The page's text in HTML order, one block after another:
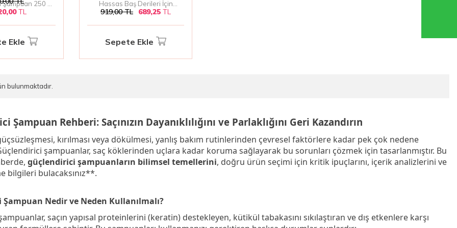
250 ml
ve Hacim
TL
Ekle
Hassas Baş Derileri İçin
Yatıştırıcı Şampuan 300 Ml
919,00TL 689,25 TL
Sepete Ekle
bulunmaktadır.
Şampuan Rehberi: Saçınızın Dayanıklılığını ve Parlaklığını Geri Kazandırın
güçsüzleşmesi, kırılması veya dökülmesi, yanlış bakım rutinlerinden çevresel faktörlere kadar pek çok nedene
şampuanlar, saç köklerinden uçlara kadar koruma sağlayarak bu sorunları çözmek için tasarlanmıştır. Bu
güçlendirici şampuanların bilimsel temellerini, doğru ürün seçimi için kritik ipuçlarını, içerik analizlerini ve
bilgileri bulacaksınız**.
Nedir ve Neden Kullanılmalı?
saçın yapısal proteinlerini (keratin) destekleyen, kütikül tabakasını sıkılaştıran ve dış etkenlere karşı